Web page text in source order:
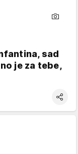
sad
je za tebe,